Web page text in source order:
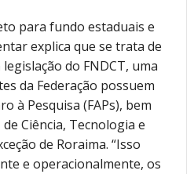
para fundo estaduais e
explica que se trata de
do FNDCT, uma
da Federação possuem
à Pesquisa (FAPs), bem
Ciência, Tecnologia e
de Roraima. “Isso
e operacionalmente, os